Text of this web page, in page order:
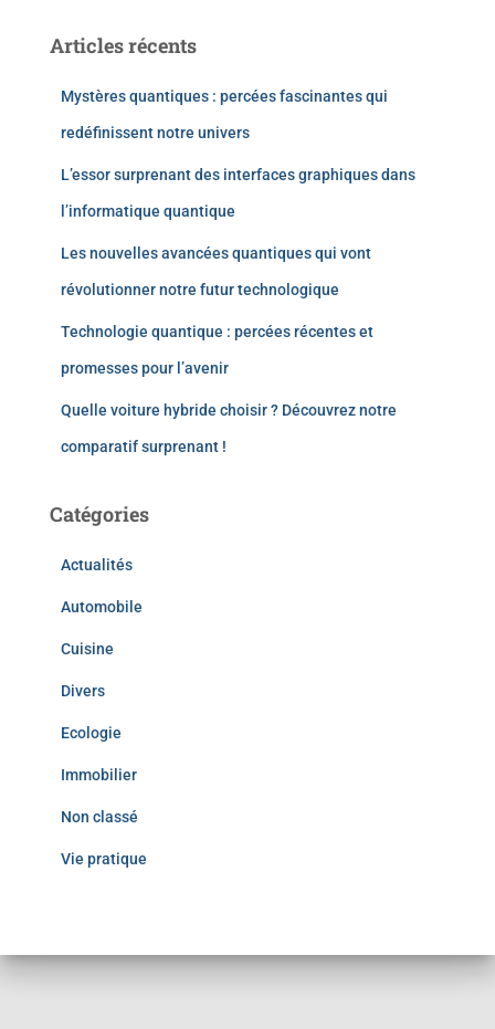
Articles récents
Mystères quantiques : percées fascinantes qui
redéfinissent notre univers
L’essor surprenant des interfaces graphiques dans
l’informatique quantique
Les nouvelles avancées quantiques qui vont
révolutionner notre futur technologique
Technologie quantique : percées récentes et
promesses pour l’avenir
Quelle voiture hybride choisir ? Découvrez notre
comparatif surprenant !
Catégories
Actualités
Automobile
Cuisine
Divers
Ecologie
Immobilier
Non classé
Vie pratique